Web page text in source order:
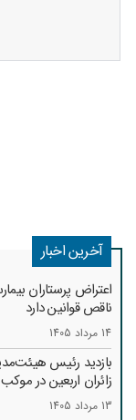
آخرین اخبار
اعتراض پرستاران
ناقص قوانین دارد
14 مرداد 1405
بازدید رئیس
زائران اربعین در
13 مرداد 1405